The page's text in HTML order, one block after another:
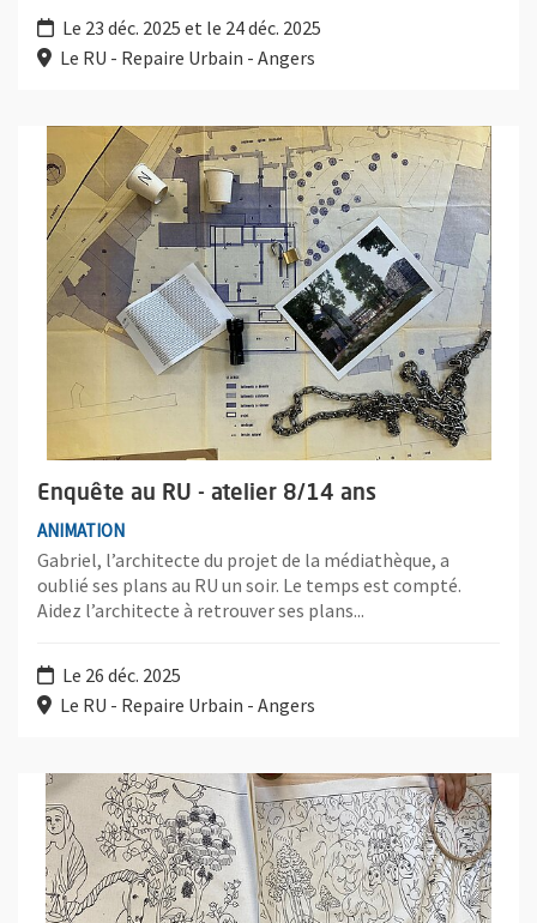
Le 23 déc. 2025 et le 24 déc. 2025
Le RU - Repaire Urbain - Angers
Enquête au RU - atelier 8/14 ans
ANIMATION
Gabriel, l’architecte du projet de la médiathèque, a
oublié ses plans au RU un soir. Le temps est compté.
Aidez l’architecte à retrouver ses plans...
Le 26 déc. 2025
Le RU - Repaire Urbain - Angers
Plus d'information sur l'évènement : Enquête au RU - atelier 8/
Plus d'information sur l'évènement : De fil en aiguille - atelier